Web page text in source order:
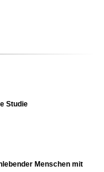
Studie
Menschen mit